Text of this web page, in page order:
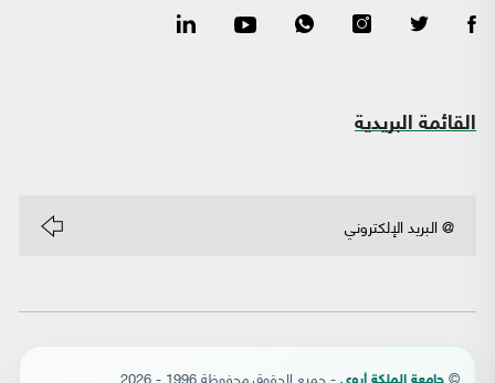
القائمة البريدية
© - جميع الحقوق محفوظة 1996 - 2026